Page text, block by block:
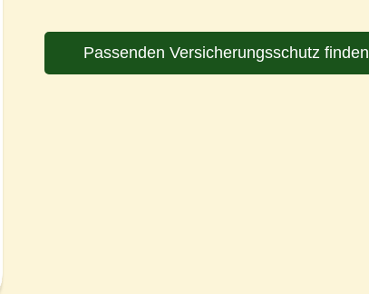
Passenden Versicherungsschutz finden